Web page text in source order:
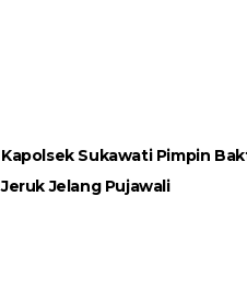
Kapolsek Sukawati Pimpin
Jeruk Jelang Pujawali